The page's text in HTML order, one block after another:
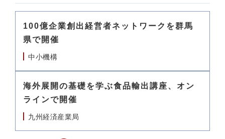
100億企業創出経営者ネットワークを群馬
県で開催
中小機構
海外展開の基礎を学ぶ食品輸出講座、オン
ラインで開催
九州経済産業局